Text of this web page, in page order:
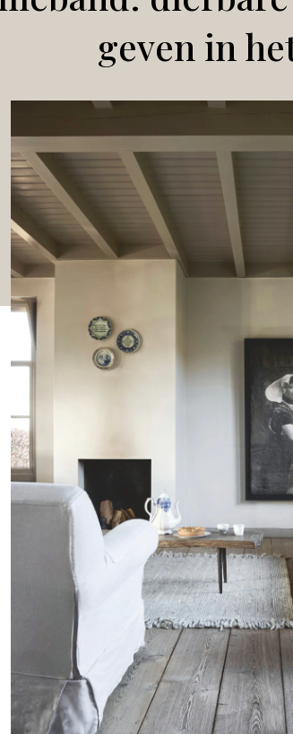
geven in